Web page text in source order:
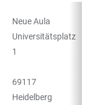
Neue Aula
Universitätsplatz
1
69117
Heidelberg